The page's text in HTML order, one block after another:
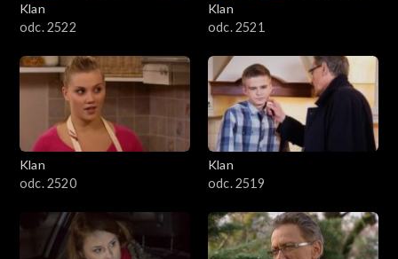
Klan
odc. 2522
Klan
odc. 2521
Klan
odc. 2520
Klan
odc. 2519